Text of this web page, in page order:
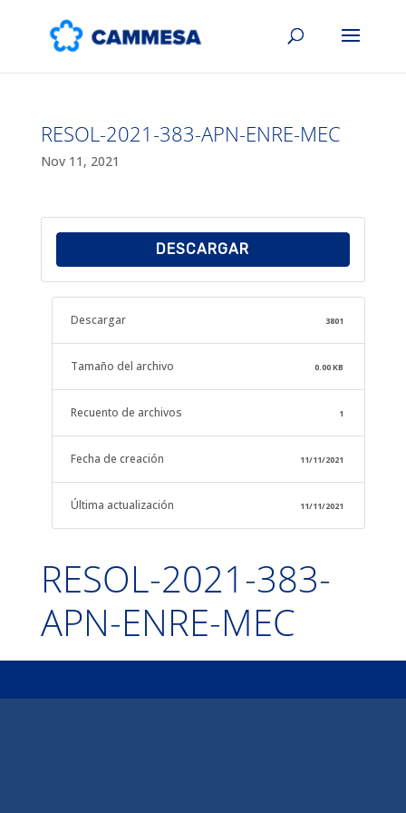
RESOL-2021-383-APN-ENRE-MEC
Nov 11, 2021
DESCARGAR
Descargar 3801
Tamaño del archivo 0.00 KB
Recuento de archivos 1
Fecha de creación 11/11/2021
Última actualización 11/11/2021
RESOL-2021-383-
APN-ENRE-MEC